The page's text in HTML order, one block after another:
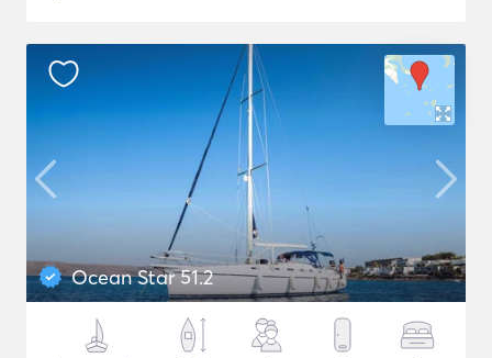
Ocean Star 51.2